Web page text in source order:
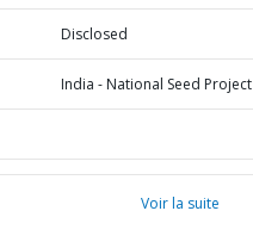
Disclosed
India - National Seed Project
Voir la suite